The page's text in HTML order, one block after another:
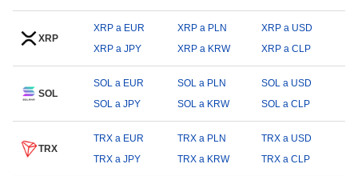
XRP
XRP a EUR XRP a PLN
XRP a USD
XRP a JPY
XRP a KRW XRP a CLP
SOL
SOL a EUR SOL a PLN
SOL a USD
SOL a JPY
SOL a KRW SOL a CLP
TRX
TRX a EUR TRX a PLN
TRX a USD
TRX a JPY
TRX a KRW TRX a CLP